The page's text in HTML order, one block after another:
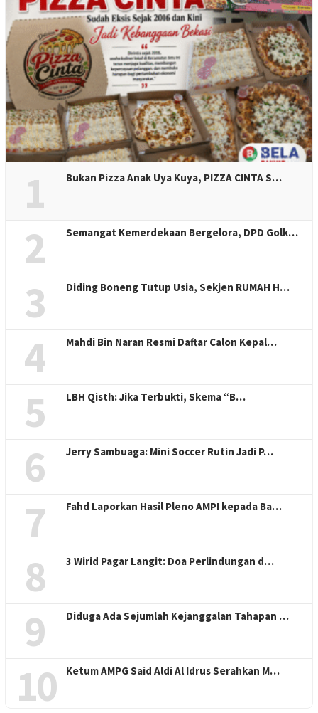
1 Bukan Pizza Anak Uya Kuya, PIZZA CINTA S…
2 Semangat Kemerdekaan Bergelora, DPD Golk…
3 Diding Boneng Tutup Usia, Sekjen RUMAH H…
4 Mahdi Bin Naran Resmi Daftar Calon Kepal…
5 LBH Qisth: Jika Terbukti, Skema “B…
6 Jerry Sambuaga: Mini Soccer Rutin Jadi P…
7 Fahd Laporkan Hasil Pleno AMPI kepada Ba…
8 3 Wirid Pagar Langit: Doa Perlindungan d…
9 Diduga Ada Sejumlah Kejanggalan Tahapan …
10 Ketum AMPG Said Aldi Al Idrus Serahkan M…